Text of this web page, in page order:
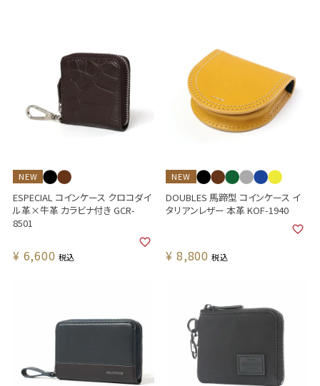
NEW
ESPECIAL コインケース クロコダイ
ル革×牛革 カラビナ付き GCR-
8501
¥ 6,600 税込
NEW
DOUBLES 馬蹄型 コインケース イ
タリアンレザー 本革 KOF-1940
¥ 8,800 税込